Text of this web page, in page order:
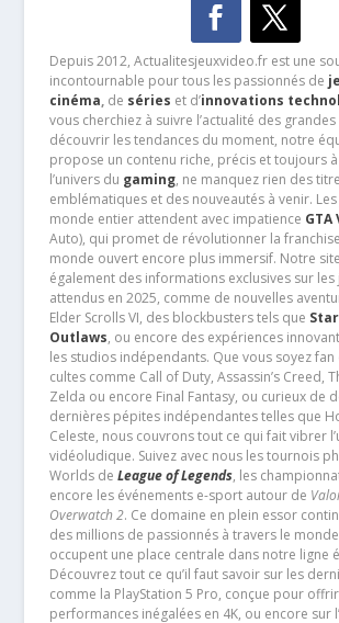
Depuis 2012, Actualitesjeuxvideo.fr est une
incontournable pour tous les passionnés de
cinéma,de séries et d’innovations
vous cherchiez à suivre l’actualité des
découvrir les tendances du moment, notre
propose un contenu riche, précis et toujours
l’univers du gaming, ne manquez rien des
emblématiques et des nouveautés à venir.
monde entier attendent avec impatience GTA
Auto), qui promet de révolutionner la
monde ouvert encore plus immersif. Notre
également des informations exclusives sur
attendus en 2025, comme de nouvelles
Elder Scrolls VI, des blockbusters tels que
Outlaws, ou encore des expériences
les studios indépendants. Que vous soyez
cultes comme Call of Duty, Assassin’s Creed,
Zelda ou encore Final Fantasy, ou curieux de
dernières pépites indépendantes telles que
Celeste, nous couvrons tout ce qui fait vibrer
vidéoludique. Suivez avec nous les tournois
Worlds de League of Legends, les
encore les événements e-sport autour de
Overwatch 2. Ce domaine en plein essor
des millions de passionnés à travers le
occupent une place centrale dans notre ligne
Découvrez tout ce qu’il faut savoir sur les
comme la PlayStation 5 Pro, conçue pour
performances inégalées en 4K, ou encore sur